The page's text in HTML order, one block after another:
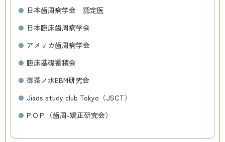
日本歯周病学会 認定医
日本臨床歯周病学会
アメリカ歯周病学会
臨床基礎蓄積会
御茶ノ水EBM研究会
Jiads study club Tokyo（JSCT）
P.O.P.（歯周-矯正研究会）